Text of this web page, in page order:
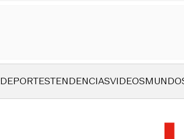
DEPORTESTENDENCIASVIDEOSMUNDO